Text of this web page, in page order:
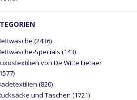
(2436)
Specials (143)
von De Witte Lietaer
(820)
und Taschen (1721)